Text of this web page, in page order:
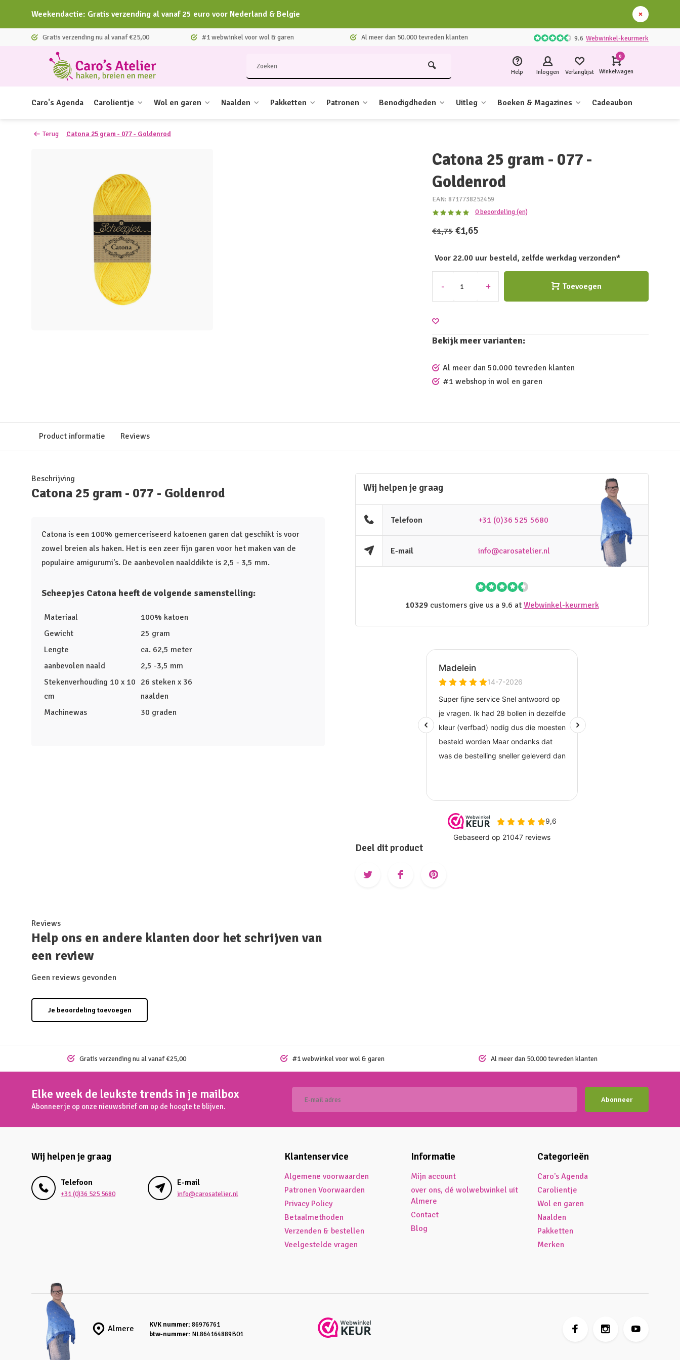
Weekendactie: Gratis verzending al vanaf 25 euro voor Nederland & Belgie
Gratis verzending nu al vanaf €25,00 #1 webwinkel voor wol & garen Al meer dan 50.000 tevreden klanten 9.6 Webwinkel-keurmerk
Help Inloggen Verlanglijst
0
Winkelwagen
Caro's Agenda Carolientje Wol en garen Naalden Pakketten Patronen Benodigdheden Uitleg Boeken & Magazines Cadeaubon
Terug Catona 25 gram - 077 - Goldenrod
Catona 25 gram - 077 -
Goldenrod
EAN: 8717738252459
0 beoordeling (en)
€1,75 €1,65
Voor 22.00 uur besteld, zelfde werkdag verzonden*
- + Toevoegen
Bekijk meer varianten:
Al meer dan 50.000 tevreden klanten
#1 webshop in wol en garen
Product informatie Reviews
Beschrijving
Catona 25 gram - 077 - Goldenrod
Catona is een 100% gemerceriseerd katoenen garen dat geschikt is voor
zowel breien als haken. Het is een zeer fijn garen voor het maken van de
populaire amigurumi's. De aanbevolen naalddikte is 2,5 - 3,5 mm.
Scheepjes Catona heeft de volgende samenstelling:
Materiaal
100% katoen
Gewicht
25 gram
Lengte
ca. 62,5 meter
aanbevolen naald
2,5 -3,5 mm
Stekenverhouding 10 x 10
cm
26 steken x 36
naalden
Machinewas
30 graden
Wij helpen je graag
Telefoon +31 (0)36 525 5680
E-mail info@carosatelier.nl
10329customers give us a 9.6 at Webwinkel-keurmerk
Deel dit product
Reviews
Help ons en andere klanten door het schrijven van
een review
Geen reviews gevonden
Je beoordeling toevoegen
Gratis verzending nu al vanaf €25,00 #1 webwinkel voor wol & garen Al meer dan 50.000 tevreden klanten
Elke week de leukste trends in je mailbox
Abonneer je op onze nieuwsbrief om op de hoogte te blijven.
Abonneer
Wij helpen je graag
Telefoon
+31 (0)36 525 5680
E-mail
info@carosatelier.nl
Klantenservice
Algemene voorwaarden
Patronen Voorwaarden
Privacy Policy
Betaalmethoden
Verzenden & bestellen
Veelgestelde vragen
Informatie
Mijn account
over ons, dé wolwebwinkel uit
Almere
Contact
Blog
Categorieën
Caro's Agenda
Carolientje
Wol en garen
Naalden
Pakketten
Merken
Almere KVK nummer: 86976761
btw-nummer: NL864164889B01